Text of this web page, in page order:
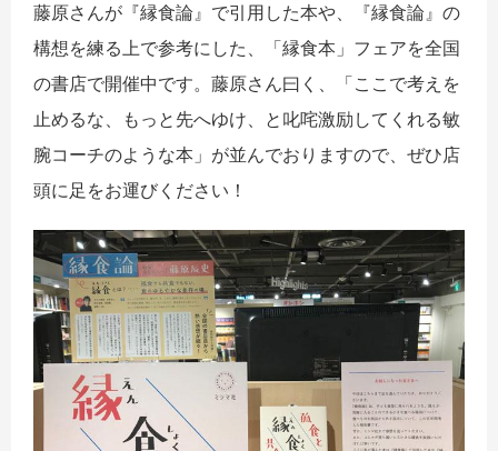
藤原さんが『縁食論』で引用した本や、『縁食論』の
構想を練る上で参考にした、「縁食本」フェアを全国
の書店で開催中です。藤原さん曰く、「ここで考えを
止めるな、もっと先へゆけ、と叱咤激励してくれる敏
腕コーチのような本」が並んでおりますので、ぜひ店
頭に足をお運びください！